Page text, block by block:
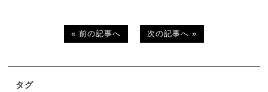
« 前の記事へ 次の記事へ »
タグ